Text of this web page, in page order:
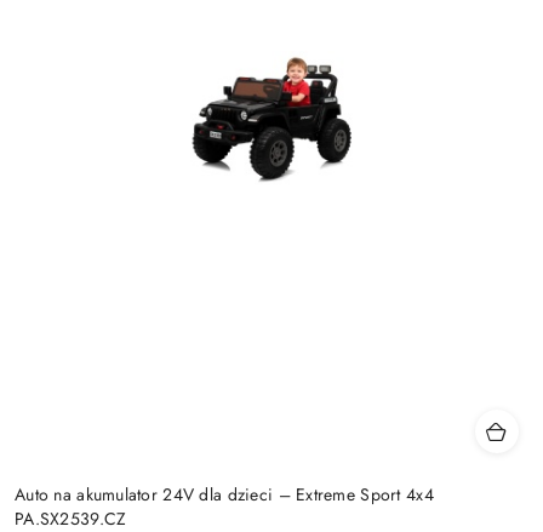
Auto na akumulator 24V dla dzieci – Extreme Sport 4x4
PA.SX2539.CZ